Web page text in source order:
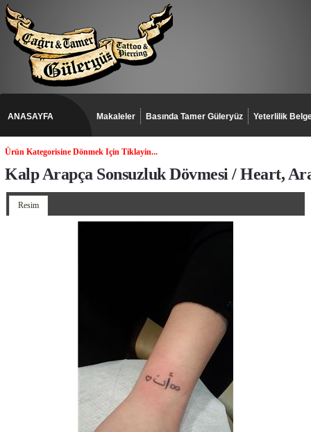
ANASAYFA Makaleler Basında Tamer Güleryüz Yeterlilik
Ürün Kategorisine Dönmek Için Tiklayin...
Kalp Arapça Sonsuzluk Dövmesi / Heart,
Resim